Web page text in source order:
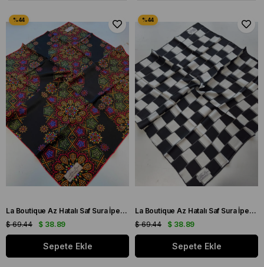
La Boutique Az Hatalı Saf Sura İpek Eşarp Siyah Geometrik Desen
$ 38.89
$ 69.44
Sepete Ekle
La Boutique Az Hatalı Saf Sura İpek Eşarp Siyah - Beyaz Geometrik Desen
$ 38.89
$ 69.44
Sepete Ekle